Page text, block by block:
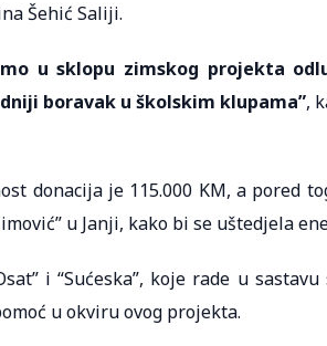
Šehić Saliji.
u sklopu zimskog projekta
boravak u školskim klupama”,
donacija je 115.000 KM, a pored
u Janji, kako bi se uštedjela
i “Sućeska”, koje rade u
u okviru ovog projekta.